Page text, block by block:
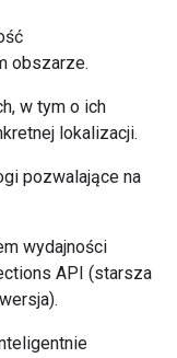
obszarze.
w tym o ich
lokalizacji.
pozwalające na
wydajności
API (starsza